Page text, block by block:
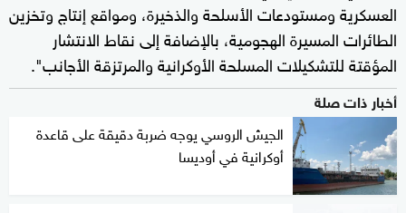
العسكرية ومستودعات الأسلحة والذخيرة، ومواقع إنتاج وتخزين
الطائرات المسيرة الهجومية، بالإضافة إلى نقاط الانتشار
المؤقتة للتشكيلات المسلحة الأوكرانية والمرتزقة الأجانب".
أخبار ذات صلة
الجيش الروسي يوجه ضربة دقيقة على قاعدة
أوكرانية في أوديسا